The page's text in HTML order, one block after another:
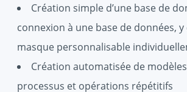
Création simple d’une base de
connexion à une base de données,
masque personnalisable
Création automatisée de
processus et opérations répétitifs